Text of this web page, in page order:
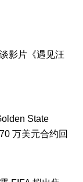
影片《遇见汪
State
万美元合约回